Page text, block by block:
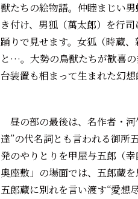
獣たちの絵物語。仲睦まじい
き付け、男狐（萬太郎）を行
踊りで見せます。女狐（時蔵
と…。大勢の鳥獣たちが歓喜
台装置も相まって生まれた幻
昼の部の最後は、名作者・
達”の代名詞とも言われる御所
発のやりとりを甲屋与五郎（
奥座敷」の場面では、五郎蔵
五郎蔵に別れを言い渡す“愛想